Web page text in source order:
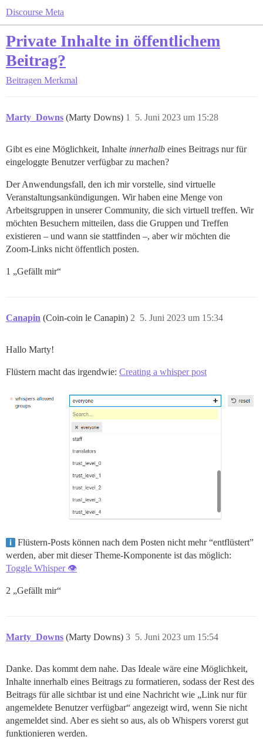
Discourse Meta
Private Inhalte in öffentlichem
Beitrag?
Beitragen Merkmal
Marty_Downs (Marty Downs) 5. Juni 2023 um 15:28
1
Gibt es eine Möglichkeit, Inhalte innerhalb eines Beitrags nur für
eingeloggte Benutzer verfügbar zu machen?
Der Anwendungsfall, den ich mir vorstelle, sind virtuelle
Veranstaltungsankündigungen. Wir haben eine Menge von
Arbeitsgruppen in unserer Community, die sich virtuell treffen. Wir
möchten Besuchern mitteilen, dass die Gruppen und Treffen
existieren – und wann sie stattfinden –, aber wir möchten die
Zoom-Links nicht öffentlich posten.
1 „Gefällt mir“
Canapin (Coin-coin le Canapin) 5. Juni 2023 um 15:34
2
Hallo Marty!
Flüstern macht das irgendwie: Creating a whisper post
Flüstern-Posts können nach dem Posten nicht mehr “entflüstert”
werden, aber mit dieser Theme-Komponente ist das möglich:
Toggle Whisper 👁
2 „Gefällt mir“
Marty_Downs (Marty Downs) 5. Juni 2023 um 15:54
3
Danke. Das kommt dem nahe. Das Ideale wäre eine Möglichkeit,
Inhalte innerhalb eines Beitrags zu formatieren, sodass der Rest des
Beitrags für alle sichtbar ist und eine Nachricht wie „Link nur für
angemeldete Benutzer verfügbar“ angezeigt wird, wenn Sie nicht
angemeldet sind. Aber es sieht so aus, als ob Whispers vorerst gut
funktionieren werden.